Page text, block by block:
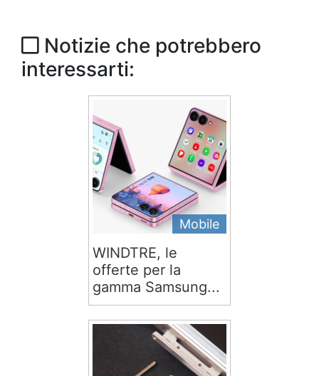
Notizie che potrebbero
interessarti:
Mobile
WINDTRE, le
offerte per la
gamma Samsung...